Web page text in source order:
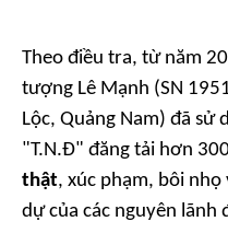
Theo điều tra, từ năm
tượng Lê Mạnh (SN
Lộc, Quảng Nam) đã
"T.N.Đ" đăng tải hơn
thật, xúc phạm, bôi
dự của các nguyên lãnh